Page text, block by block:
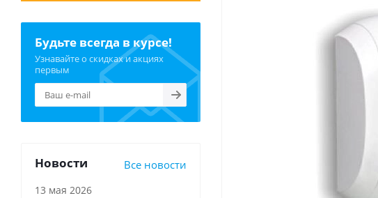
Будьте всегда в курсе!
Узнавайте о скидках и акциях
первым
Новости Все новости
13 мая 2026